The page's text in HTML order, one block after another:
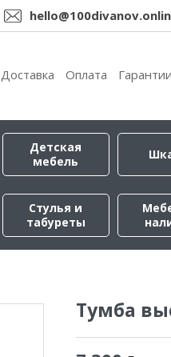
Доставка Оплата Гарантии
Детская
мебель
Стулья и
табуреты
Тумба